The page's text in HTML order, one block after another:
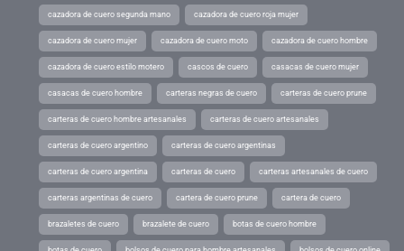
cazadora de cuero segunda mano cazadora de cuero roja mujer
cazadora de cuero mujer cazadora de cuero moto cazadora de cuero hombre
cazadora de cuero estilo motero cascos de cuero casacas de cuero mujer
casacas de cuero hombre carteras negras de cuero carteras de cuero prune
carteras de cuero hombre artesanales carteras de cuero artesanales
carteras de cuero argentino carteras de cuero argentinas
carteras de cuero argentina carteras de cuero carteras artesanales de cuero
carteras argentinas de cuero cartera de cuero prune cartera de cuero
brazaletes de cuero brazalete de cuero botas de cuero hombre